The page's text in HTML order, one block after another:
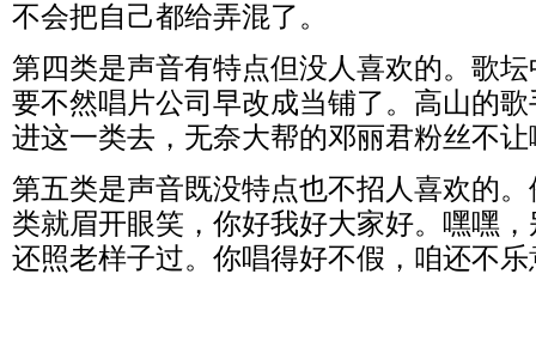
不会把自己都给弄混了。
第四类是声音有特点但没人喜欢的。歌
要不然唱片公司早改成当铺了。高山的
进这一类去，无奈大帮的邓丽君粉丝不让
第五类是声音既没特点也不招人喜欢的
类就眉开眼笑，你好我好大家好。嘿嘿
还照老样子过。你唱得好不假，咱还不